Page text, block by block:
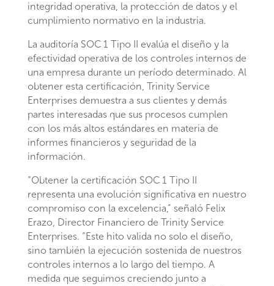
integridad operativa, la protección de datos y el
cumplimiento normativo en la industria.
La auditoría SOC 1 Tipo II evalúa el diseño y la
efectividad operativa de los controles internos de
una empresa durante un período determinado. Al
obtener esta certificación, Trinity Service
Enterprises demuestra a sus clientes y demás
partes interesadas que sus procesos cumplen
con los más altos estándares en materia de
informes financieros y seguridad de la
información.
“Obtener la certificación SOC 1 Tipo II
representa una evolución significativa en nuestro
compromiso con la excelencia,” señaló Felix
Erazo, Director Financiero de Trinity Service
Enterprises. “Este hito valida no solo el diseño,
sino también la ejecución sostenida de nuestros
controles internos a lo largo del tiempo. A
medida que seguimos creciendo junto a